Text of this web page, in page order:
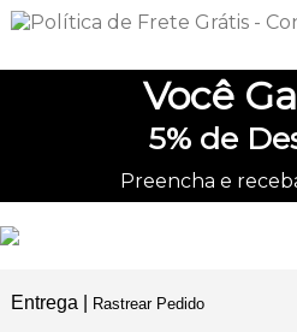
Você
5%de
Preencha e
Entrega | Rastrear Pedido